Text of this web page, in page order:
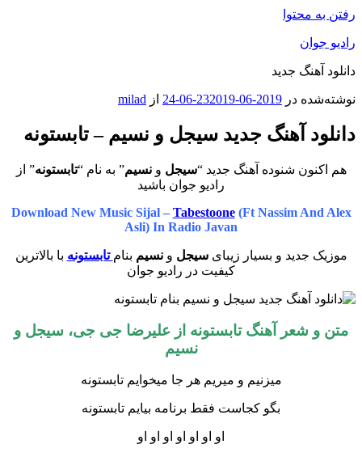
رفتن به محتوا
رادیو جوان
دانلود آهنگ جدید
نوشته‌شده در 2019-06-23
2019-06-24 از milad
دانلود آهنگ جدید سیجل و نسیم – تابستونه
هم اکنون شنوده آهنگ جدید “سیجل و نسیم” به نام “تابستونه” از
رادیو جوان باشید
Download New Music Sijal – Tabestoone(Ft Nassim And Alex
Asli) In Radio Javan
موزیک جدید و بسیار زیبای سیجل و نسیم بنام تابستونه با بالاترین
کیفیت در رادیو جوان
متن و شعر آهنگ تابستونه از علیرضا جی جی، سیجل و
نسیم
میزنیم و میریم هر جا میخوایم تابستونه
بگو کجاست فقط برنامه بیایم تابستونه
او او او او او او او